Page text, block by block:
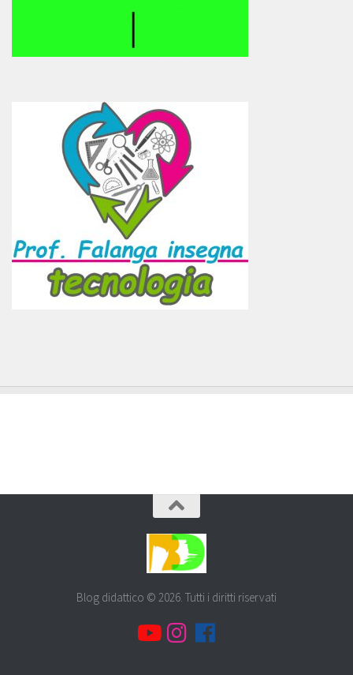
Blog didattico © 2026. Tutti i diritti riservati